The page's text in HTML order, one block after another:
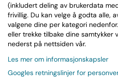
Renseklut i 5
89,-
(inkludert deling av brukerdata
frivillig. Du kan velge å godta alle,
valgene dine per kategori
eller trekke tilbake dine samtykker
nederst på nettsiden vår.
Les mer om informasjonskapsler
Googles retningslinjer for